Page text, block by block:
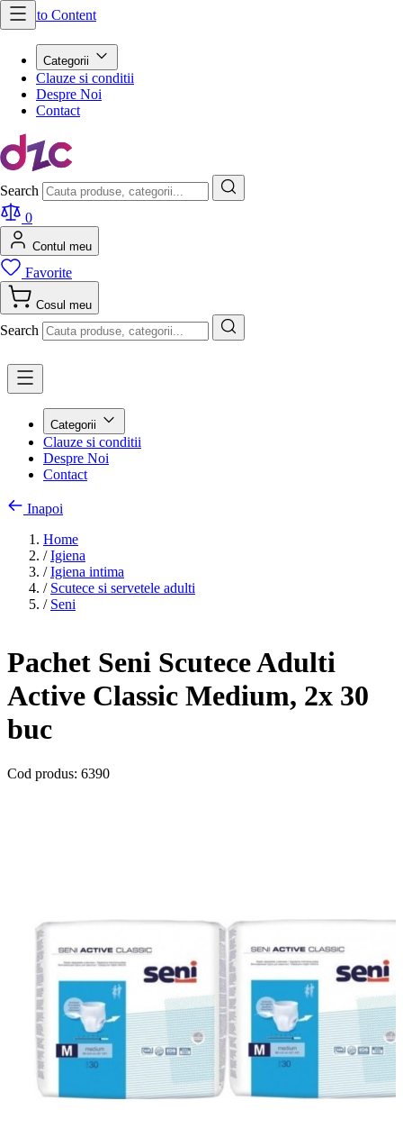
Skip to Content
Categorii
Clauze si conditii
Despre Noi
Contact
Search
0
Contul meu
Favorite
Cosul meu
Search
Categorii
Clauze si conditii
Despre Noi
Contact
Inapoi
Home
/ Igiena
/ Igiena intima
/ Scutece si servetele adulti
/ Seni
Pachet Seni Scutece Adulti
Active Classic Medium, 2x 30
buc
Cod produs: 6390